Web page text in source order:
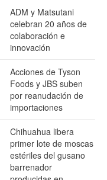
ADM y Matsutani
celebran 20 años de
colaboración e
innovación
Acciones de Tyson
Foods y JBS suben
por reanudación de
importaciones
Chihuahua libera
primer lote de moscas
estériles del gusano
barrenador